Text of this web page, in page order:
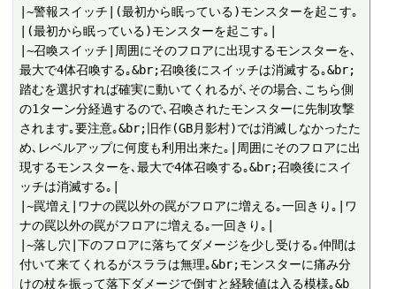
|~警報スイッチ|(最初から眠っている)モンスターを起こす｡
|(最初から眠っている)モンスターを起こす｡|
|~召喚スイッチ|周囲にそのフロアに出現するモンスターを､
最大で4体召喚する｡&br;召喚後にスイッチは消滅する｡&br;
踏むを選択すれば確実に動いてくれるが､その場合､こちら側
の1ターン分経過するので､召喚されたモンスターに先制攻撃
されます｡要注意｡&br;旧作(GB月影村)では消滅しなかったた
め､レベルアップに何度も利用出来た｡|周囲にそのフロアに出
現するモンスターを､最大で4体召喚する｡&br;召喚後にスイ
ッチは消滅する｡|
|~罠増え|ワナの罠以外の罠がフロアに増える｡一回きり｡|ワ
ナの罠以外の罠がフロアに増える｡一回きり｡|
|~落し穴|下のフロアに落ちてダメージを少し受ける｡仲間は
付いて来てくれるがスララは無理｡&br;モンスターに痛み分
けの杖を振って落下ダメージで倒すと経験値は入る模様｡&b